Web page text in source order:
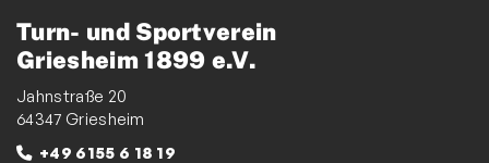
Turn- und Sportverein
Griesheim 1899 e.V.
Jahnstraße 20
64347 Griesheim
+49 6155 6 18 19